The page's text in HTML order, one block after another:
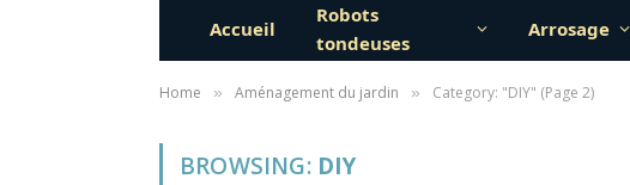
Accueil
Robots
tondeuses
Arrosage
Home » Aménagement du jardin » Category: "DIY" (Page 2)
BROWSING: DIY